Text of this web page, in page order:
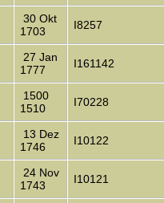
30 Okt
1703
I8257
27 Jan
1777
I161142
1500
1510
I70228
13 Dez
1746
I10122
24 Nov
1743
I10121